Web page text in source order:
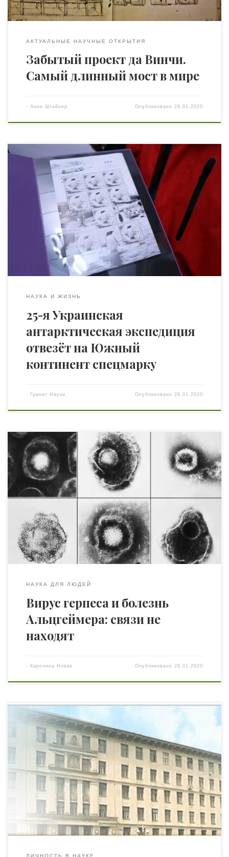
АКТУАЛЬНЫЕ НАУЧНЫЕ ОТКРЫТИЯ
Забытый проект да Винчи.
Самый длинный мост в мире
- Анна Штайнер Опубликовано 29.01.2020
28 января на киевском Главпочтампте состоялась
торжественная церемония гашения новой марки «200
лет с открытия Антарктиды». На ней изображён
субантарктический пингвин, а на марочный лист
помещено фото научной станции «Академик
Вернадский». Почтовая марка выпущена тиражом 130
тысяч экземпляров. Фотографии, использованные в
дизайне, сделаны украинскими участниками
антарктических экспедиций Юрием Шепетой и […]
НАУКА И ЖИЗНЬ
25-я Украинская
антарктическая экспедиция
отвезёт на Южный
континент спецмарку
- Гранит Науки Опубликовано 28.01.2020
Мозг здоровых людей и мозг больных синдромом
Альцгеймера не отличаются по содержанию
разновидностей вируса герпеса. Около тридцати лет
назад в образцах мозга людей с синдромом
Альцгеймера обнаружили много ДНК вируса герпеса –
сначала это был вирус простого герпеса (HSV-1), а потом
и другие его разновидности, HHV6A и HHV6B. Вирус
герпеса […]
НАУКА ДЛЯ ЛЮДЕЙ
Вирус герпеса и болезнь
Альцгеймера: связи не
находят
- Каролина Новак Опубликовано28.01.2020
Имя Александра Афанасьевича Потебни носит Институт
языкознания Национальной академии наук Украины.
Кем был этот человек и за какие заслуги удостоился
такой памяти, читайте в статье. Александр Потебня
родился в сентябре 1835 года на полтавском хуторе
Манев. Его родители были дворянами, а предки –
казаками. В 15 лет Александр поступил на […]
ЛИЧНОСТЬ В НАУКЕ